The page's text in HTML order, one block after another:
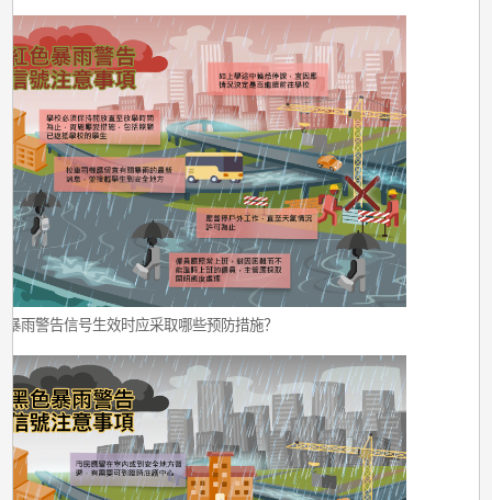
暴雨警告信号生效时应采取哪些预防措施？